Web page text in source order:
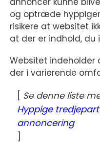
og optræde
risikere at websitet
at der er indhold, du
Websitet indeholder
der i varierende
[ Se denne liste
Hyppige
annoncering
]